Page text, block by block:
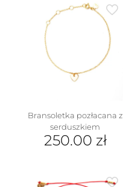
można
wybrać
produktu
Bransoletka pozłacana z
serduszkiem
250.00 zł